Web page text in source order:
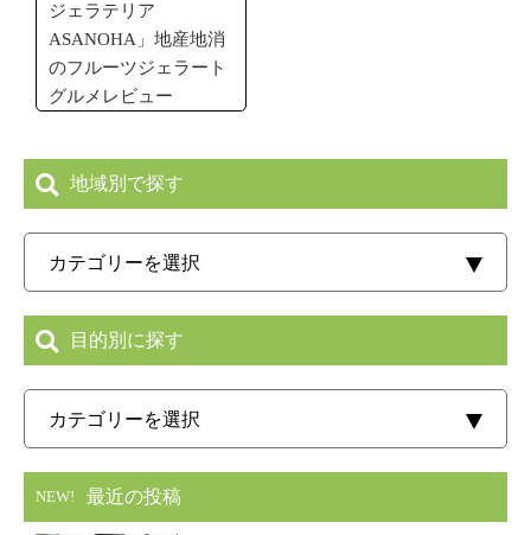
ジェラテリア
ASANOHA」地産地消
のフルーツジェラート
グルメレビュー
地域別で探す
目的別に探す
NEW! 最近の投稿